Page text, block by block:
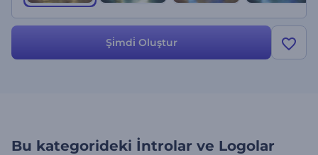
Şi̇mdi̇ Oluştur
Bu kategorideki İntrolar ve Logolar